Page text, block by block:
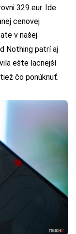
329 eur. Ide
cenovej
v našej
Nothing patrí aj
ešte lacnejší
čo ponúknuť.